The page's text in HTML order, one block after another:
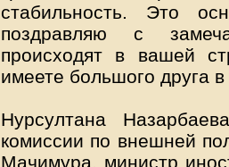
стабильность. Это
поздравляю с
происходят в вашей
имеете большого друга
Нурсултана
комиссии по внешней
Мачимура, министр